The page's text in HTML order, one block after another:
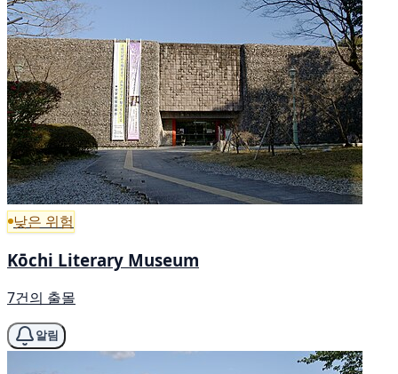
낮은 위험
Kōchi Literary Museum
7건의 출몰
알림